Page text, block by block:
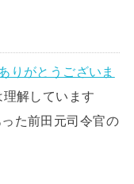
りがとうございま
解しています
た前田元司令官の